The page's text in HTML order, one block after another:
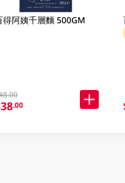
得阿姨千層麵 500GM
.00